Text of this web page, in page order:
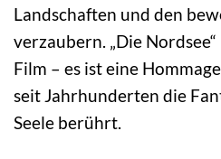
Landschaften und den
verzaubern. „Die
Film – es ist eine
seit Jahrhunderten die
Seele berührt.